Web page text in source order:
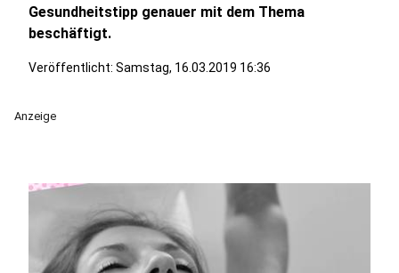
Gesundheitstipp genauer mit dem Thema
beschäftigt.
Veröffentlicht: Samstag, 16.03.2019 16:36
Anzeige